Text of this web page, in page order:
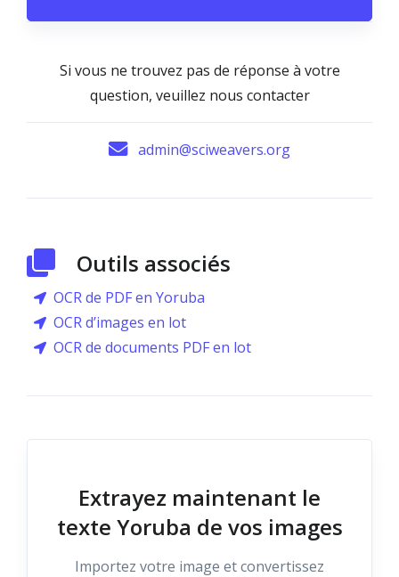
Si vous ne trouvez pas de réponse à votre
question, veuillez nous contacter
admin@sciweavers.org
Outils associés
OCR de PDF en Yoruba
OCR d’images en lot
OCR de documents PDF en lot
Extrayez maintenant le
texte Yoruba de vos images
Importez votre image et convertissez